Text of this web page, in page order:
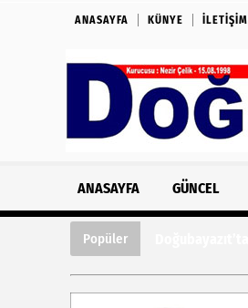
ANASAYFA KÜNYE İLETIŞIM
ANASAYFA GÜNCEL
Popüler